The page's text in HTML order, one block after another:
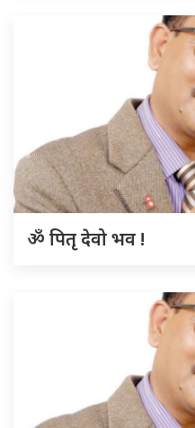
ॐ पितृ देवो भव !